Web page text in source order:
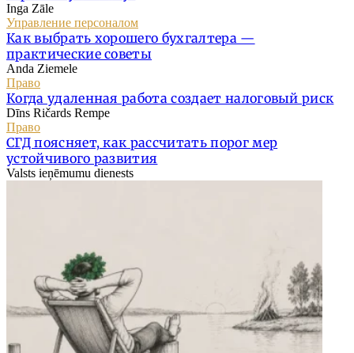
Inga Zāle
Управление персоналом
Как выбрать хорошего бухгалтера —
практические советы
Anda Ziemele
Право
Когда удаленная работа создает налоговый риск
Dīns Ričards Rempe
Право
СГД поясняет, как рассчитать порог мер
устойчивого развития
Valsts ieņēmumu dienests